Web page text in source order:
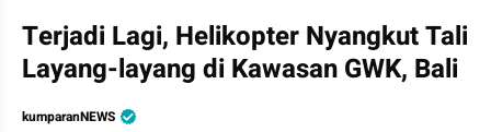
Terjadi Lagi, Helikopter Nyangkut Tali
Layang-layang di Kawasan GWK, Bali
kumparanNEWS